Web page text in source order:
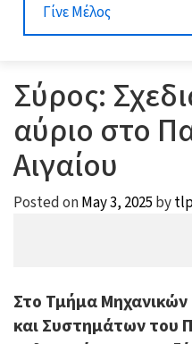
Γίνε Μέλος
Σύρος:
αύριο στο
Αιγαίου
Posted onMay 3, 2025 by
Στο Τμήμα
και Συστημάτων του